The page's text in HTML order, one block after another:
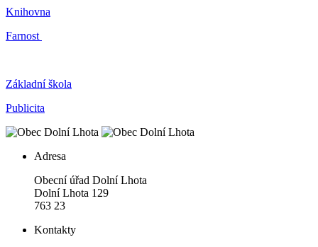
Knihovna
Farnost
Základní škola
Publicita
Adresa
Obecní úřad Dolní Lhota
Dolní Lhota 129
763 23
Kontakty